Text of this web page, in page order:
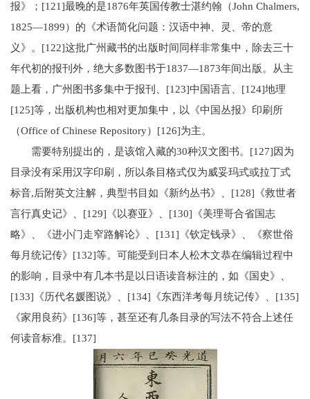
报》；[121]最晚的是1876年英国传教士湛约翰（John Chalmers,
1825—1899）的《术语简化问题：汉语中神、灵、帝的意
义》。[122]这批广州藏书的出版时间同样非常集中，除去三十
年代初的报刊外，绝大多数图书于1837—1873年间出版。从主
题上看，广州图书多集中于报刊、[123]中国语言、[124]地理
[125]等，出版机构也相对更加集中，以《中国丛报》印刷所
（Office of Chinese Repository）[126]为主。
需要特别提出的，是该馆入藏的30种汉文图书。[127]因为
目录没有采用汉字印刷，所以条目格式仅为威妥玛式或拉丁式
标音,后附英文注解，典型书目如《新约丛书》、[128]《救世者
言行真史记》、[129]《以赛亚》、[130]《美理哥合省国志
略》、《进小门走窄路解论》、[131]《钦定钱录》、《察世俗
每月统记传》[132]等。可能受到日本人松木文恭在编辑过程中
的影响，目录中有几本书是以日语读音标注的，如《国史》、
[133]《历代名媛图说》、[134]《东西洋考每月统记传》、[135]
《家用良药》[136]等，甚至还有几条目录的写法不符合上述任
何读音标准。[137]